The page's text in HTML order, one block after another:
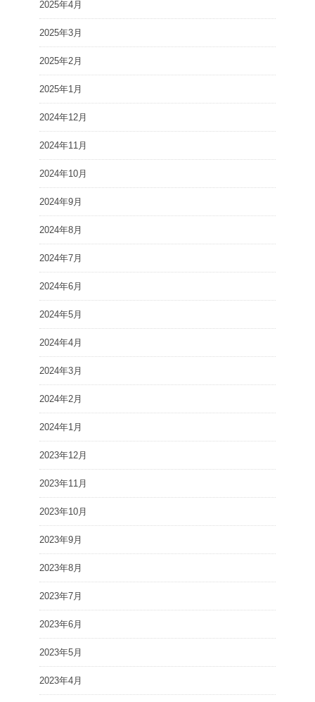
2025年4月
2025年3月
2025年2月
2025年1月
2024年12月
2024年11月
2024年10月
2024年9月
2024年8月
2024年7月
2024年6月
2024年5月
2024年4月
2024年3月
2024年2月
2024年1月
2023年12月
2023年11月
2023年10月
2023年9月
2023年8月
2023年7月
2023年6月
2023年5月
2023年4月